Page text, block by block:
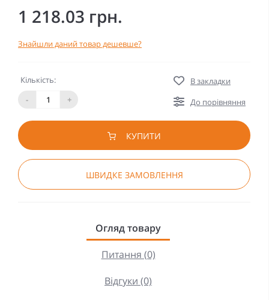
1 218.03 грн.
Знайшли даний товар дешевше?
Кількість:
-
+
В закладки
До порівняння
КУПИТИ
ШВИДКЕ ЗАМОВЛЕННЯ
Огляд товару
Питання (0)
Відгуки (0)